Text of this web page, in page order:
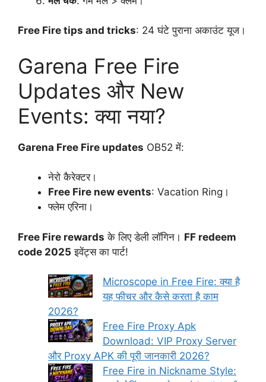
Free Fire tips and tricks: 24 घंटे पुराना अकाउंट यूज।
Garena Free Fire
Updates और New
Events: क्या नया?
Garena Free Fire updates OB52 में:
नेरो कैरेक्टर।
Free Fire new events: Vacation Ring।
फ्लेम एरिना।
Free Fire rewards के लिए डेली लॉगिन। FF redeem
code 2025 इवेंट्स का पार्ट!
Microscope in Free Fire: क्या है
यह फीचर और कैसे करता है काम
2026?
Free Fire Proxy Apk
Download: VIP Proxy Server
और Proxy APK की पूरी जानकारी 2026?
Free Fire in Nickname Style: